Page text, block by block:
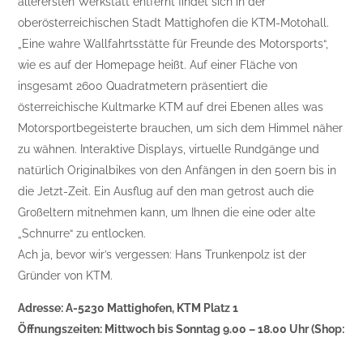
oberösterreichischen Stadt Mattighofen die KTM-Motohall.
„Eine wahre Wallfahrtsstätte für Freunde des Motorsports“,
wie es auf der Homepage heißt. Auf einer Fläche von
insgesamt 2600 Quadratmetern präsentiert die
österreichische Kultmarke KTM auf drei Ebenen alles was
Motorsportbegeisterte brauchen, um sich dem Himmel näher
zu wähnen. Interaktive Displays, virtuelle Rundgänge und
natürlich Originalbikes von den Anfängen in den 50ern bis in
die Jetzt-Zeit. Ein Ausflug auf den man getrost auch die
Großeltern mitnehmen kann, um Ihnen die eine oder alte
„Schnurre“ zu entlocken.
Ach ja, bevor wir’s vergessen: Hans Trunkenpolz ist der
Gründer von KTM.
Adresse: A-5230 Mattighofen, KTM Platz 1
Öffnungszeiten: Mittwoch bis Sonntag 9.00 – 18.00 Uhr (Shop: